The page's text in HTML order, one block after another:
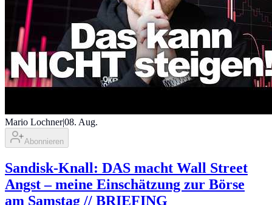
Mario Lochner|08. Aug.
Abonnieren
Sandisk-Knall: DAS macht Wall Street
Angst – meine Einschätzung zur Börse
am Samstag // BRIEFING